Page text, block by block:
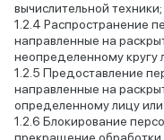
вычислительной техники;
Распространение
направленные на
неопределенному кругу
Предоставление
направленные на
определенному лицу
Блокирование